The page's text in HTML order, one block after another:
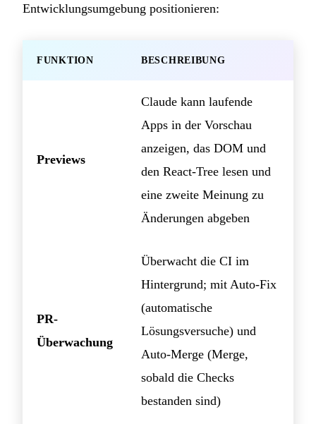
Entwicklungsumgebung positionieren:
FUNKTION BESCHREIBUNG
Previews
Claude kann laufende
Apps in der Vorschau
anzeigen, das DOM und
den React-Tree lesen und
eine zweite Meinung zu
Änderungen abgeben
PR-
Überwachung
Überwacht die CI im
Hintergrund; mit Auto-Fix
(automatische
Lösungsversuche) und
Auto-Merge (Merge,
sobald die Checks
bestanden sind)